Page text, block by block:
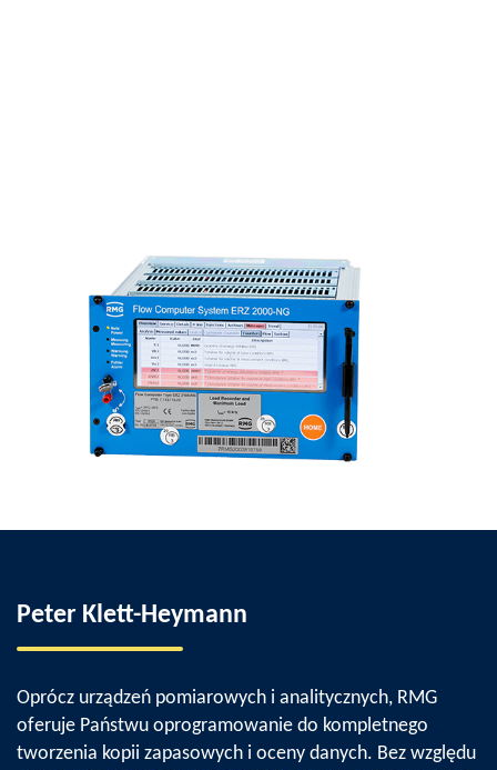
Peter Klett-Heymann
Oprócz urządzeń pomiarowych i analitycznych, RMG
oferuje Państwu oprogramowanie do kompletnego
tworzenia kopii zapasowych i oceny danych. Bez względu